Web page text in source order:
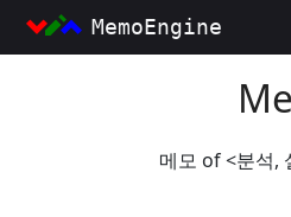
MemoEngine
메모 of <분석,